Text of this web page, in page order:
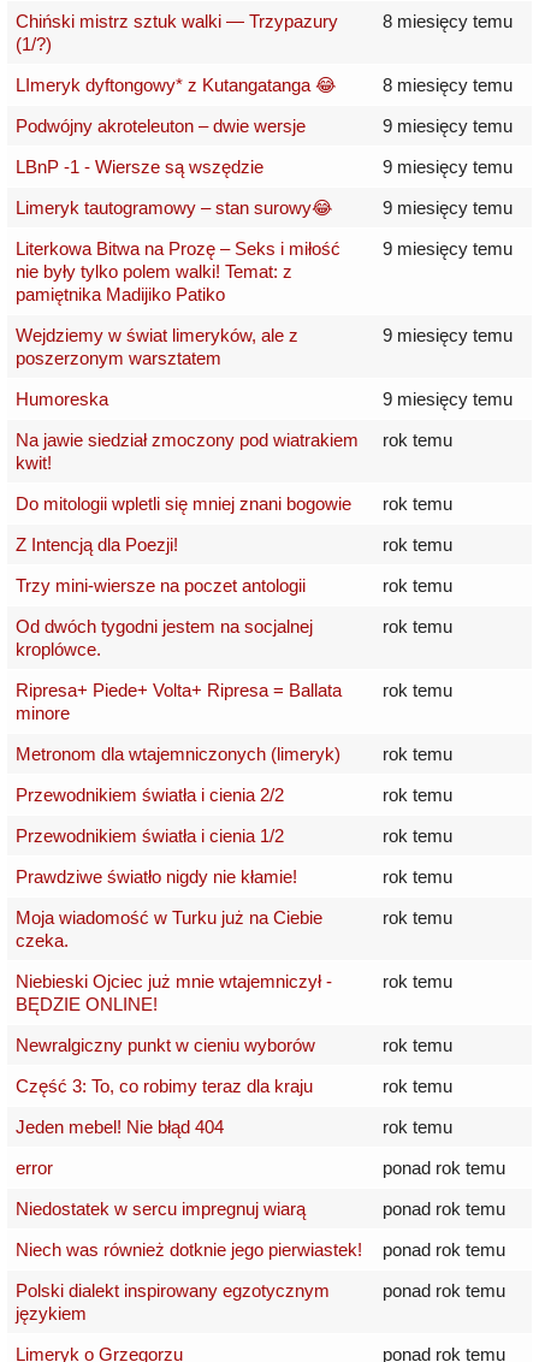
Chiński mistrz sztuk walki — Trzypazury
(1/?)
8 miesięcy temu
LImeryk dyftongowy* z Kutangatanga 😂
8 miesięcy temu
Podwójny akroteleuton – dwie wersje
9 miesięcy temu
LBnP -1 - Wiersze są wszędzie
9 miesięcy temu
Limeryk tautogramowy – stan surowy😂
9 miesięcy temu
Literkowa Bitwa na Prozę – Seks i miłość
nie były tylko polem walki! Temat: z
pamiętnika Madijiko Patiko
9 miesięcy temu
Wejdziemy w świat limeryków, ale z
poszerzonym warsztatem
9 miesięcy temu
Humoreska
9 miesięcy temu
Na jawie siedział zmoczony pod wiatrakiem
kwit!
rok temu
Do mitologii wpletli się mniej znani bogowie
rok temu
Z Intencją dla Poezji!
rok temu
Trzy mini-wiersze na poczet antologii
rok temu
Od dwóch tygodni jestem na socjalnej
kroplówce.
rok temu
Ripresa+ Piede+ Volta+ Ripresa = Ballata
minore
rok temu
Metronom dla wtajemniczonych (limeryk)
rok temu
Przewodnikiem światła i cienia 2/2
rok temu
Przewodnikiem światła i cienia 1/2
rok temu
Prawdziwe światło nigdy nie kłamie!
rok temu
Moja wiadomość w Turku już na Ciebie
czeka.
rok temu
Niebieski Ojciec już mnie wtajemniczył -
BĘDZIE ONLINE!
rok temu
Newralgiczny punkt w cieniu wyborów
rok temu
Część 3: To, co robimy teraz dla kraju
rok temu
Jeden mebel! Nie błąd 404
rok temu
error
ponad rok temu
Niedostatek w sercu impregnuj wiarą
ponad rok temu
Niech was również dotknie jego pierwiastek!
ponad rok temu
Polski dialekt inspirowany egzotycznym
językiem
ponad rok temu
Limeryk o Grzegorzu ponad rok temu